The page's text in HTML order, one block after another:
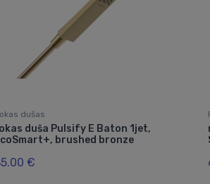
dušas
duša Pulsify E Baton 1jet,
brushed bronze
€